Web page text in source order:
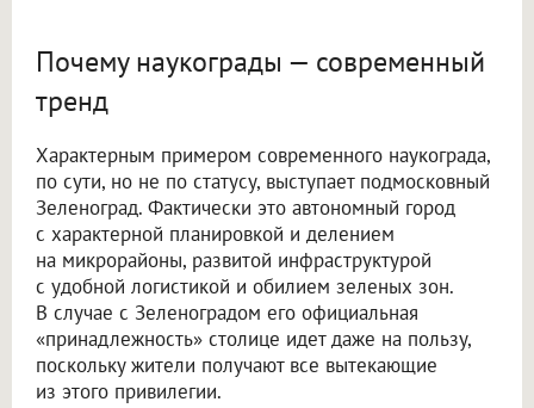
Почему наукограды — современный
тренд
Характерным примером современного наукограда,
по сути, но не по статусу, выступает подмосковный
Зеленоград. Фактически это автономный город
с характерной планировкой и делением
на микрорайоны, развитой инфраструктурой
с удобной логистикой и обилием зеленых зон.
В случае с Зеленоградом его официальная
«принадлежность» столице идет даже на пользу,
поскольку жители получают все вытекающие
из этого привилегии.